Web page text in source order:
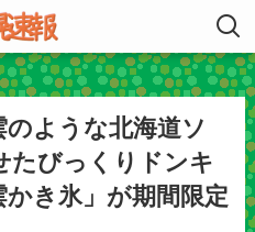
ような北海道ソ
たびっくりドンキ
き氷」が期間限定